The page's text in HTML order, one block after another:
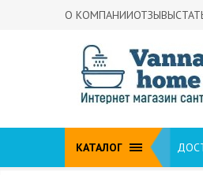
О КОМПАНИИОТЗЫВЫ
КАТАЛОГ